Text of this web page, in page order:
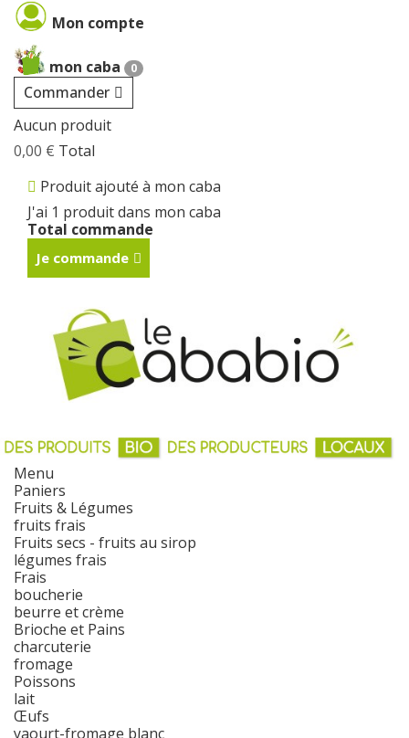
Mon compte
mon caba 0
Commander
Aucun produit
0,00 € Total
Produit ajouté à mon caba
J'ai 1 produit dans mon caba
Total commande
Je commande
Menu
Paniers
Fruits & Légumes
fruits frais
Fruits secs - fruits au sirop
légumes frais
Frais
boucherie
beurre et crème
Brioche et Pains
charcuterie
fromage
Poissons
lait
Œufs
yaourt-fromage blanc
Cookies management panel